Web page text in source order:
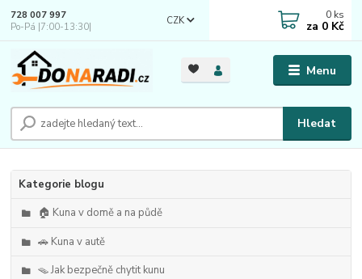
Menu
CZK
Hledat
728 007 997
Po-Pá |7:00-13:30|
0 ks
za 0 Kč
Kategorie blogu
🏠 Kuna v domě a na půdě
🚗 Kuna v autě
🪤 Jak bezpečně chytit kunu